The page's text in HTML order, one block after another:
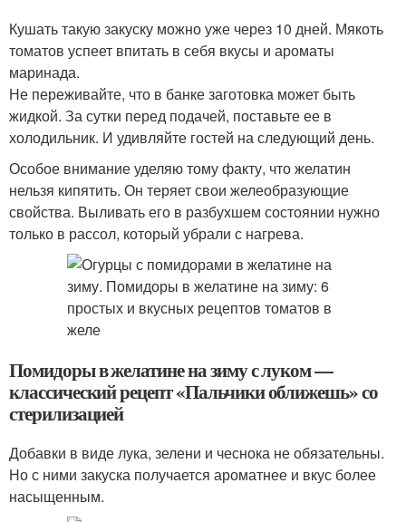
Кушать такую закуску можно уже через 10 дней. Мякоть
томатов успеет впитать в себя вкусы и ароматы
маринада.
Не переживайте, что в банке заготовка может быть
жидкой. За сутки перед подачей, поставьте ее в
холодильник. И удивляйте гостей на следующий день.
Особое внимание уделяю тому факту, что желатин
нельзя кипятить. Он теряет свои желеобразующие
свойства. Выливать его в разбухшем состоянии нужно
только в рассол, который убрали с нагрева.
Помидоры в желатине на зиму с луком —
классический рецепт «Пальчики оближешь» со
стерилизацией
Добавки в виде лука, зелени и чеснока не обязательны.
Но с ними закуска получается ароматнее и вкус более
насыщенным.